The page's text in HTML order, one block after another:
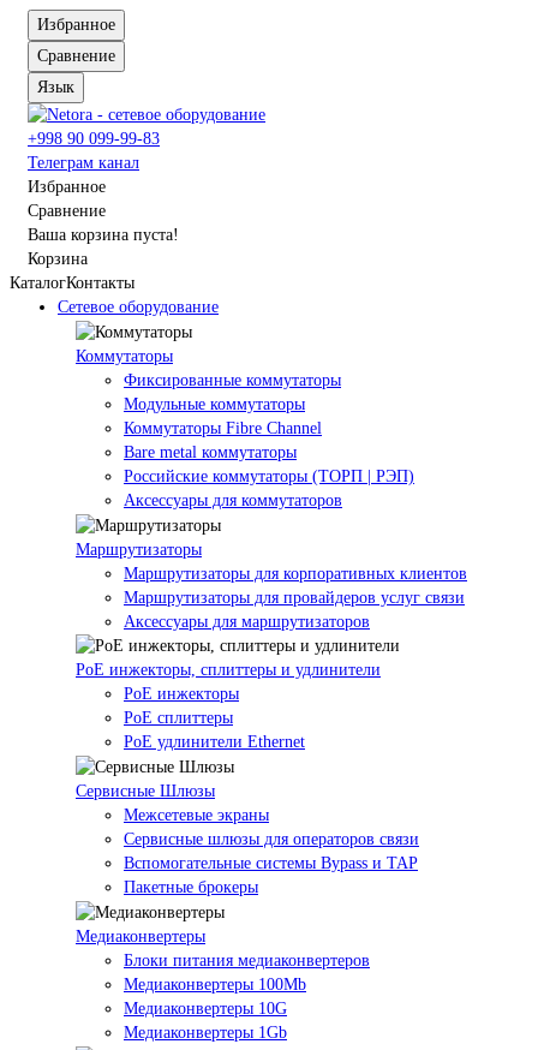
Избранное
Сравнение
Язык
+998 90 099-99-83
Телеграм канал
Избранное
Сравнение
Ваша корзина пуста!
Корзина
КаталогКонтакты
Сетевое оборудование
Коммутаторы
Фиксированные коммутаторы
Модульные коммутаторы
Коммутаторы Fibre Channel
Bare metal коммутаторы
Российские коммутаторы (ТОРП | РЭП)
Аксессуары для коммутаторов
Маршрутизаторы
Маршрутизаторы для корпоративных клиентов
Маршрутизаторы для провайдеров услуг связи
Аксессуары для маршрутизаторов
PoE инжекторы, сплиттеры и удлинители
PoE инжекторы
PoE сплиттеры
PoE удлинители Ethernet
Сервисные Шлюзы
Межсетевые экраны
Сервисные шлюзы для операторов связи
Вспомогательные системы Bypass и TAP
Пакетные брокеры
Медиаконвертеры
Блоки питания медиаконвертеров
Медиаконвертеры 100Mb
Медиаконвертеры 10G
Медиаконвертеры 1Gb